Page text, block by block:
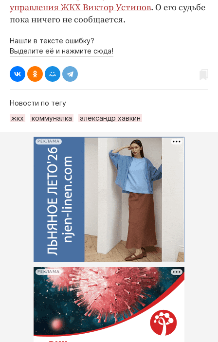
управления ЖКХ Виктор Устинов. О его судьбе
пока ничего не сообщается.
Нашли в тексте ошибку?
Выделите её и нажмите сюда!
Новости по тегу
жкх
коммуналка александр хавкин
РЕКЛАМА
РЕКЛАМА